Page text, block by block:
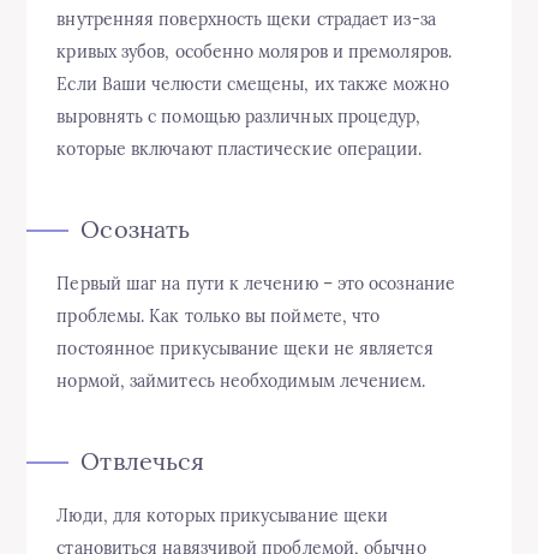
внутренняя поверхность щеки страдает из-за
кривых зубов, особенно моляров и премоляров.
Если Ваши челюсти смещены, их также можно
выровнять с помощью различных процедур,
которые включают пластические операции.
Осознать
Первый шаг на пути к лечению – это осознание
проблемы. Как только вы поймете, что
постоянное прикусывание щеки не является
нормой, займитесь необходимым лечением.
Отвлечься
Люди, для которых прикусывание щеки
становиться навязчивой проблемой, обычно